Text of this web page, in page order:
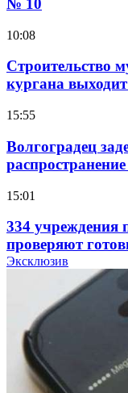
№ 10
10:08
Строительство
кургана
15:55
Волгоградец
15:01
334 учреждения
проверяют
учебному году
Покушение на
напала на
12:39
Эксклюзив